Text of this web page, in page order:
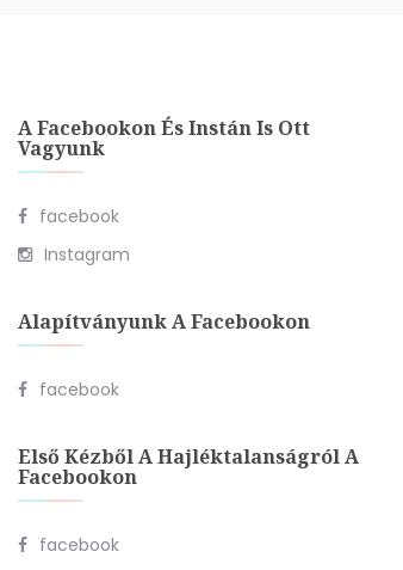
A Facebookon És Instán Is Ott
Vagyunk
facebook
Instagram
Alapítványunk A Facebookon
facebook
Első Kézből A Hajléktalanságról A
Facebookon
facebook